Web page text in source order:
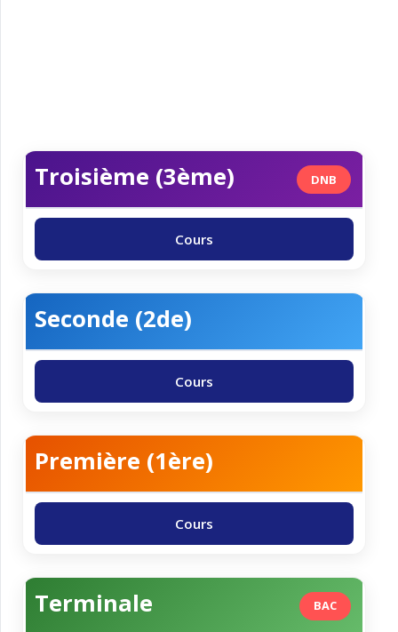
DNB
Troisième (3ème)
Cours
Seconde (2de)
Cours
Première (1ère)
Cours
BAC
Terminale